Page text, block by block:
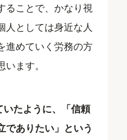
ることで、かなり視
人としては身近な人
進めていく労務の方
ます。
たように、「信頼
でありたい」という